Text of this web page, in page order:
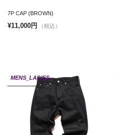
7P CAP (BROWN)
¥11,000円 （税込）
MENS_LADIES